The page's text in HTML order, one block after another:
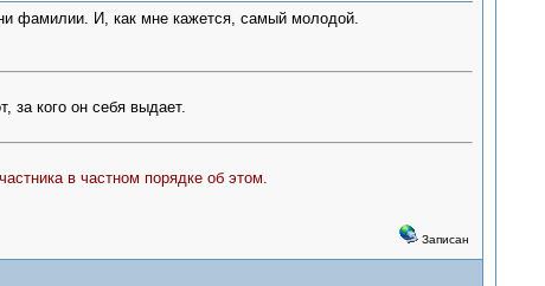
фамилии. И, как мне кажется, самый молодой.
за кого он себя выдает.
в частном порядке об этом.
Записан